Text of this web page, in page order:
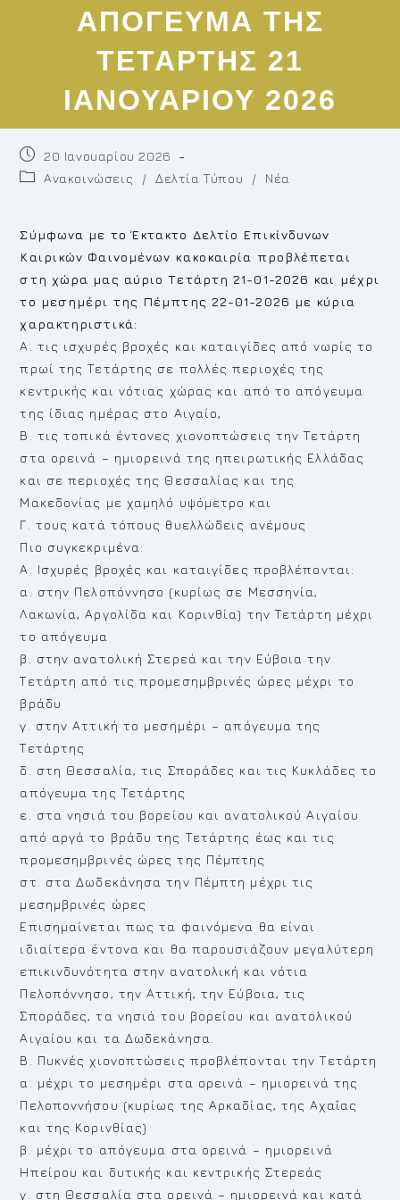
ΑΠΟΓΕΥΜΑ ΤΗΣ
ΤΕΤΑΡΤΗΣ 21
ΙΑΝΟΥΑΡΙΟΥ 2026
Post
published:
20 Ιανουαρίου 2026
PostΑνακοινώσεις / Δελτία Τύπου / Νέα
Σύμφωνα με το Έκτακτο Δελτίο Επικίνδυνων
Καιρικών Φαινομένων κακοκαιρία προβλέπεται
στη χώρα μας αύριο Τετάρτη 21-01-2026 και μέχρι
το μεσημέρι της Πέμπτης 22-01-2026 με κύρια
χαρακτηριστικά:
Α. τις ισχυρές βροχές και καταιγίδες από νωρίς το
πρωί της Τετάρτης σε πολλές περιοχές της
κεντρικής και νότιας χώρας και από το απόγευμα
της ίδιας ημέρας στο Αιγαίο,
Β. τις τοπικά έντονες χιονοπτώσεις την Τετάρτη
στα ορεινά – ημιορεινά της ηπειρωτικής Ελλάδας
και σε περιοχές της Θεσσαλίας και της
Μακεδονίας με χαμηλό υψόμετρο και
Γ. τους κατά τόπους θυελλώδεις ανέμους
Πιο συγκεκριμένα:
Α. Ισχυρές βροχές και καταιγίδες προβλέπονται:
α. στην Πελοπόννησο (κυρίως σε Μεσσηνία,
Λακωνία, Αργολίδα και Κορινθία) την Τετάρτη μέχρι
το απόγευμα
β. στην ανατολική Στερεά και την Εύβοια την
Τετάρτη από τις προμεσημβρινές ώρες μέχρι το
βράδυ
γ. στην Αττική το μεσημέρι – απόγευμα της
Τετάρτης
δ. στη Θεσσαλία, τις Σποράδες και τις Κυκλάδες το
απόγευμα της Τετάρτης
ε. στα νησιά του βορείου και ανατολικού Αιγαίου
από αργά το βράδυ της Τετάρτης έως και τις
προμεσημβρινές ώρες της Πέμπτης
στ. στα Δωδεκάνησα την Πέμπτη μέχρι τις
μεσημβρινές ώρες
Επισημαίνεται πως τα φαινόμενα θα είναι
ιδιαίτερα έντονα και θα παρουσιάζουν μεγαλύτερη
επικινδυνότητα στην ανατολική και νότια
Πελοπόννησο, την Αττική, την Εύβοια, τις
Σποράδες, τα νησιά του βορείου και ανατολικού
Αιγαίου και τα Δωδεκάνησα.
Β. Πυκνές χιονοπτώσεις προβλέπονται την Τετάρτη
α. μέχρι το μεσημέρι στα ορεινά – ημιορεινά της
Πελοποννήσου (κυρίως της Αρκαδίας, της Αχαΐας
και της Κορινθίας)
β. μέχρι το απόγευμα στα ορεινά – ημιορεινά
Ηπείρου και δυτικής και κεντρικής Στερεάς
γ. στη Θεσσαλία στα ορεινά – ημιορεινά και κατά